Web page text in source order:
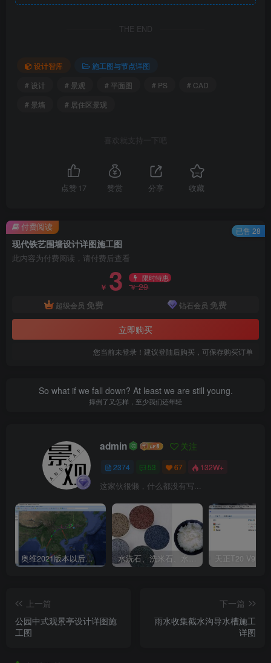
THE END
设计智库
施工图与节点详图
# 设计
# 景观 # 平面图 # PS
# CAD
# 景墙
# 居住区景观
喜欢就支持一下吧
点赞 17 赞赏 分享 收藏
现代铁艺围墙设计详图施工图
此内容为付费阅读，请付费后查看
￥ 3 限时特惠
￥29
超级会员 免费 钻石会员 免费
立即购买
您当前未登录！建议登陆后购买，可保存购买订单
付费阅读 已售 28
So what if we fall down? At least we are still young.
摔倒了又怎样，至少我们还年轻
admin 关注
2374 53 67 132W+
这家伙很懒，什么都没有写...
奥维2021版本以后不能用谷歌地图？最新解决办法苹果安卓电脑 水洗石、洗米石、水刷石、水磨石、胶粘石傻傻分不清楚
上一篇
公园中式观景亭设计详图施
工图
下一篇
雨水收集截水沟导水槽施工
详图